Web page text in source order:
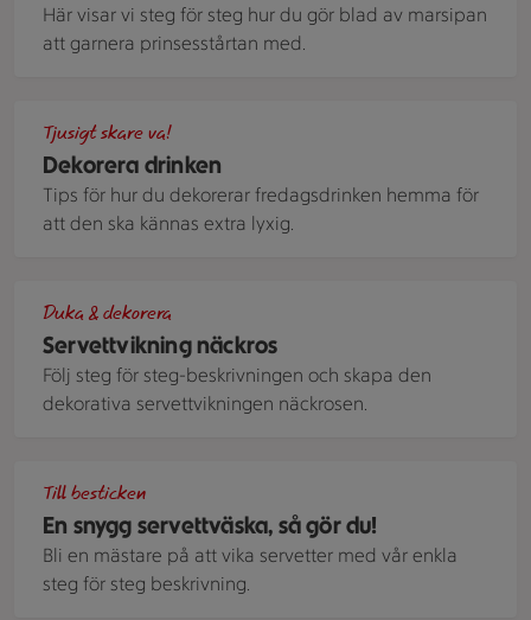
Här visar vi steg för steg hur du gör blad av marsipan
att garnera prinsesstårtan med.
Dekorera drinken
Tjusigt skare va!
Tips för hur du dekorerar fredagsdrinken hemma för
att den ska kännas extra lyxig.
Servettvikning näckros
Duka & dekorera
Följ steg för steg-beskrivningen och skapa den
dekorativa servettvikningen näckrosen.
En snygg servettväska, så gör du!
Till besticken
Bli en mästare på att vika servetter med vår enkla
steg för steg beskrivning.